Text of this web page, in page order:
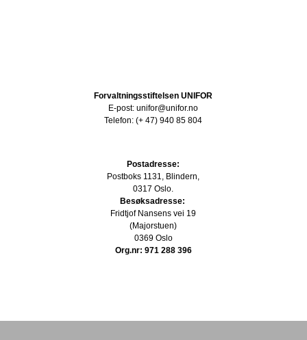
Forvaltningsstiftelsen UNIFOR
E-post: unifor@unifor.no
Telefon: (+ 47) 940 85 804
Postadresse:
Postboks 1131, Blindern,
0317 Oslo.
Besøksadresse:
Fridtjof Nansens vei 19
(Majorstuen)
0369 Oslo
Org.nr: 971 288 396